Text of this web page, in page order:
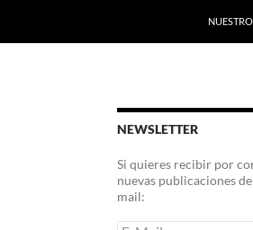
NEWSLETTER
Si quieres recibir por
nuevas publicaciones
mail: